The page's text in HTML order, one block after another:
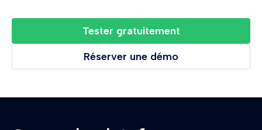
Tester gratuitement
Réserver une démo